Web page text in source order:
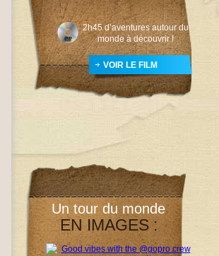
2h45 d’aventures autour du
monde à découvrir !
VOIR LE FILM
Un tour du monde
EN IMAGES :